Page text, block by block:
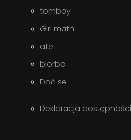
tomboy
Girl math
ate
blorbo
Dać se
Deklaracja dostępności